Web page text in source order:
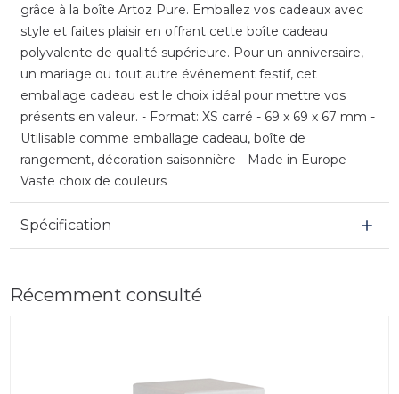
grâce à la boîte Artoz Pure. Emballez vos cadeaux avec
style et faites plaisir en offrant cette boîte cadeau
polyvalente de qualité supérieure. Pour un anniversaire,
un mariage ou tout autre événement festif, cet
emballage cadeau est le choix idéal pour mettre vos
présents en valeur. - Format: XS carré - 69 x 69 x 67 mm -
Utilisable comme emballage cadeau, boîte de
rangement, décoration saisonnière - Made in Europe -
Vaste choix de couleurs
Spécification
Récemment consulté